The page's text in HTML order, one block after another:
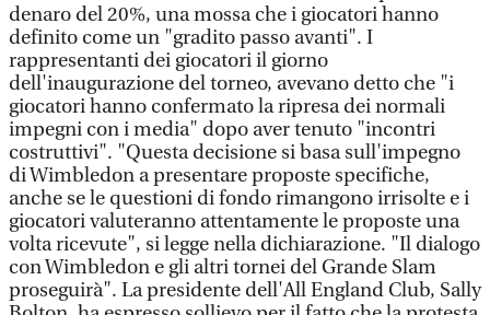
denaro del 20%, una mossa che i giocatori hanno
definito come un "gradito passo avanti". I
rappresentanti dei giocatori il giorno
dell'inaugurazione del torneo, avevano detto che "i
giocatori hanno confermato la ripresa dei normali
impegni con i media" dopo aver tenuto "incontri
costruttivi". "Questa decisione si basa sull'impegno
di Wimbledon a presentare proposte specifiche,
anche se le questioni di fondo rimangono irrisolte e i
giocatori valuteranno attentamente le proposte una
volta ricevute", si legge nella dichiarazione. "Il dialogo
con Wimbledon e gli altri tornei del Grande Slam
proseguirà". La presidente dell'All England Club, Sally